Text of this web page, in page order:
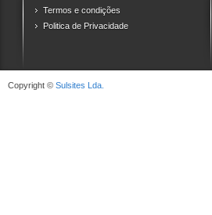
Termos e condições
Politica de Privacidade
Copyright © Sulsites Lda.